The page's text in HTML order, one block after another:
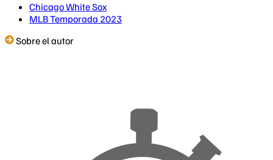
Chicago White Sox
MLB Temporada 2023
Sobre el autor